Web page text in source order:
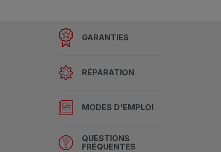
GARANTIES
RÉPARATION
MODES D'EMPLOI
QUESTIONS
FRÉQUENTES